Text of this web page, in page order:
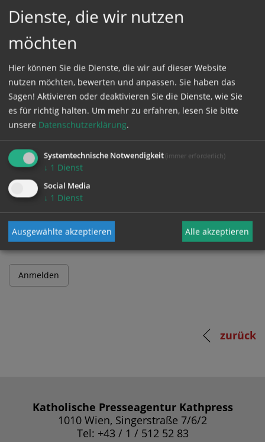
loggen Sie sich ein, oder bestellen Sie das
ProduktKathpress_online.
GESCHÜTZTER BEREICH
Bitte melden Sie sich mit Ihrem Benutzernamen
und Passwort an.
Benutzername
zurück
Katholische Presseagentur Kathpress
1010 Wien, Singerstraße 7/6/2
Tel: +43 / 1 / 512 52 83
Dienste, die wir nutzen
möchten
Hier können Sie die Dienste, die wir auf dieser Website
nutzen möchten, bewerten und anpassen. Sie haben das
Sagen! Aktivieren oder deaktivieren Sie die Dienste, wie Sie
es für richtig halten. Um mehr zu erfahren, lesen Sie bitte
unsere Datenschutzerklärung.
Systemtechnische Notwendigkeit (immer erforderlich)
↓ 1 Dienst
Social Media
↓ 1 Dienst
Ausgewählte akzeptieren Alle akzeptieren